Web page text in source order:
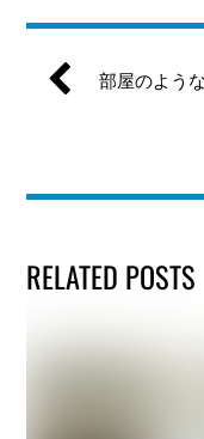
部屋のよう
RELATED POSTS